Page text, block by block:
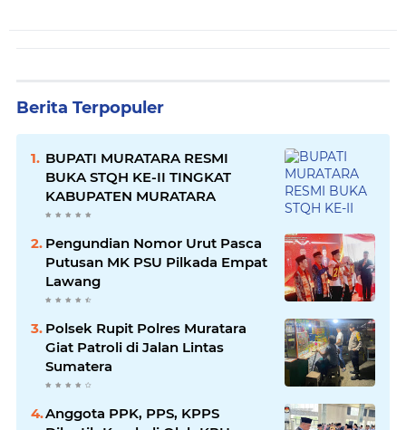
Berita Terpopuler
BUPATI MURATARA RESMI
BUKA STQH KE-II TINGKAT
KABUPATEN MURATARA
Pengundian Nomor Urut Pasca
Putusan MK PSU Pilkada Empat
Lawang
Polsek Rupit Polres Muratara
Giat Patroli di Jalan Lintas
Sumatera
Anggota PPK, PPS, KPPS